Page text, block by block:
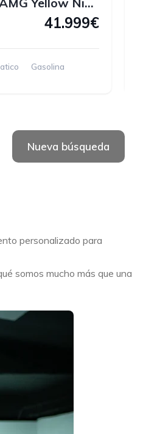
41.999€
Gasolina
Nueva búsqueda
personalizado para
somos mucho más que una